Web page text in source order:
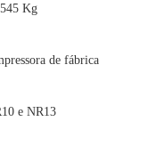
Kg
de fábrica
e NR13